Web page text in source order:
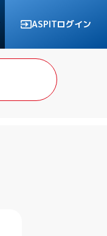
ASPITログイン